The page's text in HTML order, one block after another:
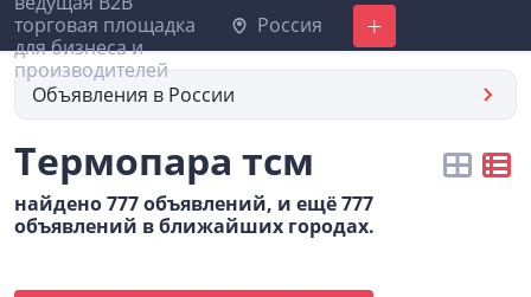
Россия Добавить
Объявления в России
Термопара тсм
найдено 777 объявлений, и ещё 777
объявлений в ближайших городах.